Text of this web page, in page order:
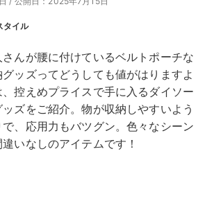
タイル
んが腰に付けているベルトポーチな
ッズってどうしても値がはりますよ
控えめプライスで手に入るダイソー
ズをご紹介。物が収納しやすいよう
、応用力もバツグン。色々なシーン
いなしのアイテムです！